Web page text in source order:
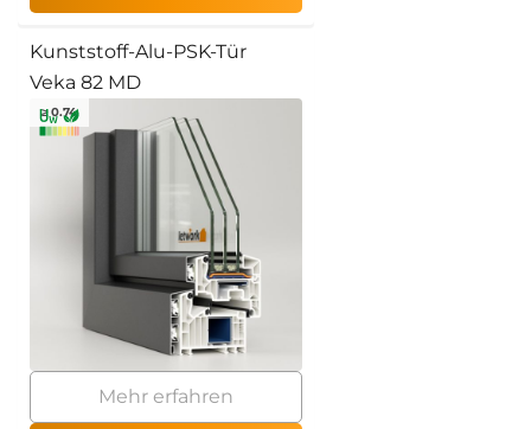
Kunststoff-Alu-PSK-Tür
Veka 82 MD
≥ 0.74
Mehr erfahren